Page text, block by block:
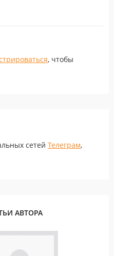
, чтобы
сетей Телеграм,
АВТОРА